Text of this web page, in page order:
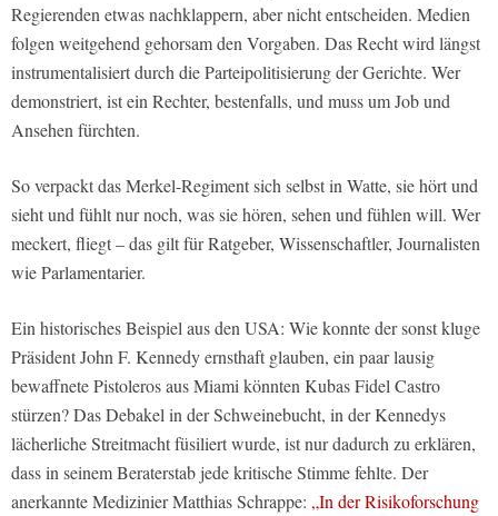
Regierenden etwas nachklappern, aber nicht entscheiden. Medien
folgen weitgehend gehorsam den Vorgaben. Das Recht wird längst
instrumentalisiert durch die Parteipolitisierung der Gerichte. Wer
demonstriert, ist ein Rechter, bestenfalls, und muss um Job und
Ansehen fürchten.
So verpackt das Merkel-Regiment sich selbst in Watte, sie hört und
sieht und fühlt nur noch, was sie hören, sehen und fühlen will. Wer
meckert, fliegt – das gilt für Ratgeber, Wissenschaftler, Journalisten
wie Parlamentarier.
Ein historisches Beispiel aus den USA: Wie konnte der sonst kluge
Präsident John F. Kennedy ernsthaft glauben, ein paar lausig
bewaffnete Pistoleros aus Miami könnten Kubas Fidel Castro
stürzen? Das Debakel in der Schweinebucht, in der Kennedys
lächerliche Streitmacht füsiliert wurde, ist nur dadurch zu erklären,
dass in seinem Beraterstab jede kritische Stimme fehlte. Der
anerkannte Medizinier Matthias Schrappe: „In der Risikoforschung